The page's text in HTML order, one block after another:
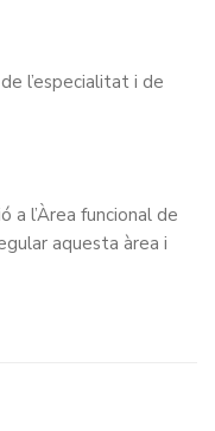
l’especialitat i de
a l’Àrea funcional de
aquesta àrea i